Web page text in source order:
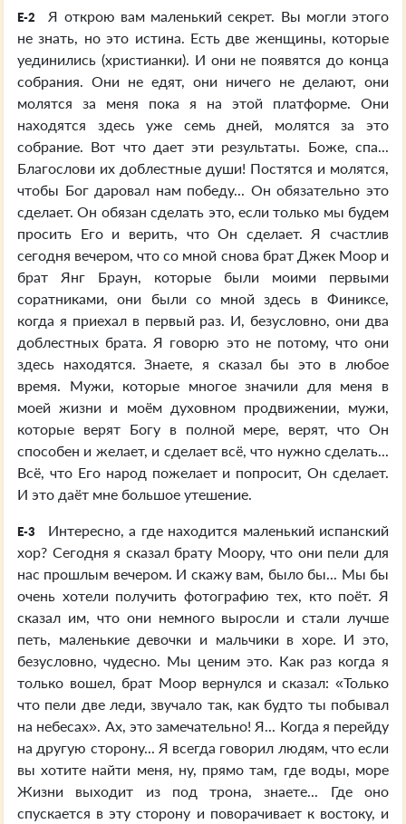
E-2
Я открою вам маленький секрет. Вы могли этого
не знать, но это истина. Есть две женщины, которые
уединились (христианки). И они не появятся до конца
собрания. Они не едят, они ничего не делают, они
молятся за меня пока я на этой платформе. Они
находятся здесь уже семь дней, молятся за это
собрание. Вот что дает эти результаты. Боже, спа...
Благослови их доблестные души! Постятся и молятся,
чтобы Бог даровал нам победу... Он обязательно это
сделает. Он обязан сделать это, если только мы будем
просить Его и верить, что Он сделает. Я счастлив
сегодня вечером, что со мной снова брат Джек Моор и
брат Янг Браун, которые были моими первыми
соратниками, они были со мной здесь в Финиксе,
когда я приехал в первый раз. И, безусловно, они два
доблестных брата. Я говорю это не потому, что они
здесь находятся. Знаете, я сказал бы это в любое
время. Мужи, которые многое значили для меня в
моей жизни и моём духовном продвижении, мужи,
которые верят Богу в полной мере, верят, что Он
способен и желает, и сделает всё, что нужно сделать...
Всё, что Его народ пожелает и попросит, Он сделает.
И это даёт мне большое утешение.
E-3
Интересно, а где находится маленький испанский
хор? Сегодня я сказал брату Моору, что они пели для
нас прошлым вечером. И скажу вам, было бы... Мы бы
очень хотели получить фотографию тех, кто поёт. Я
сказал им, что они немного выросли и стали лучше
петь, маленькие девочки и мальчики в хоре. И это,
безусловно, чудесно. Мы ценим это. Как раз когда я
только вошел, брат Моор вернулся и сказал: «Только
что пели две леди, звучало так, как будто ты побывал
на небесах». Ах, это замечательно! Я... Когда я перейду
на другую сторону... Я всегда говорил людям, что если
вы хотите найти меня, ну, прямо там, где воды, море
Жизни выходит из под трона, знаете... Где оно
спускается в эту сторону и поворачивает к востоку, и